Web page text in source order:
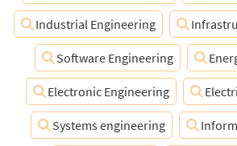
Industrial Engineering
Software Engineering
Electronic Engineering
Systems engineering